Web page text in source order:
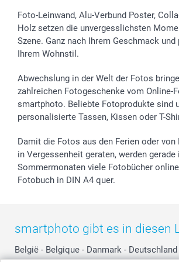
Sticker & Etiketten
Geschenk-Gutscheine (PDF)
Presse
Partnerprogramme
Investor Relations
Widerrufsrecht
Kommunion & Konfirmation
Hochzeit
Geburtstag
Zu allen Anlässen
48h Lieferung
Zahlungsmöglichkeiten
Anmelden /Registrieren
Status der Bestellung
smartfriends
smartgarantie
smartbonus
Foto-Leinwand, Alu-Verbund Poster,
Holz setzen die unvergesslichsten
Szene. Ganz nach Ihrem Geschmack und
Ihrem Wohnstil.
Abwechslung in der Welt der Fotos
zahlreichen Fotogeschenke vom Online-
smartphoto. Beliebte Fotoprodukte sind
personalisierte Tassen, Kissen oder T-
Damit die Fotos aus den Ferien oder
in Vergessenheit geraten, werden gerade
Sommermonaten viele Fotobücher
Fotobuch in DIN A4 quer.
smartphoto gibt es in diesen
België - Belgique - Danmark - Deutschland